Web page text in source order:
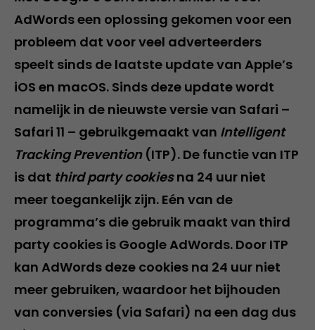
AdWords een oplossing gekomen voor een
probleem dat voor veel adverteerders
speelt sinds de laatste update van Apple’s
iOS en macOS. Sinds deze update wordt
namelijk in de nieuwste versie van Safari –
Safari 11 – gebruikgemaakt van Intelligent
Tracking Prevention(ITP). De functie van ITP
is dat third party cookiesna 24 uur niet
meer toegankelijk zijn. Eén van de
programma’s die gebruik maakt van third
party cookies is Google AdWords. Door ITP
kan AdWords deze cookies na 24 uur niet
meer gebruiken, waardoor het bijhouden
van conversies (via Safari) na een dag dus